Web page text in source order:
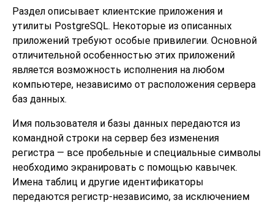
Раздел описывает клиентские приложения и
утилиты PostgreSQL. Некоторые из описанных
приложений требуют особые привилегии. Основной
отличительной особенностью этих приложений
является возможность исполнения на любом
компьютере, независимо от расположения сервера
баз данных.
Имя пользователя и базы данных передаются из
командной строки на сервер без изменения
регистра — все пробельные и специальные символы
необходимо экранировать с помощью кавычек.
Имена таблиц и другие идентификаторы
передаются регистр-независимо, за исключением